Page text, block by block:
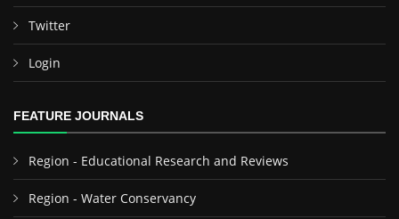
Twitter
Login
FEATURE JOURNALS
Region - Educational Research and Reviews
Region - Water Conservancy